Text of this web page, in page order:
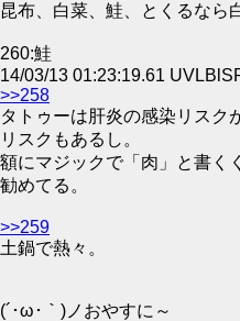
昆布、白菜、鮭、とくるなら
260:鮭
14/03/13 01:23:19.61
>>258
タトゥーは肝炎の感染リスク
リスクもあるし。
額にマジックで「肉」と書く
勧めてる。
>>259
土鍋で熱々。
(´･ω･｀)ノおやすに～